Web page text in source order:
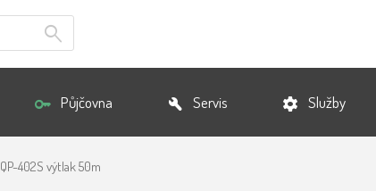
Půjčovna Servis Služby
QP-402S výtlak 50m